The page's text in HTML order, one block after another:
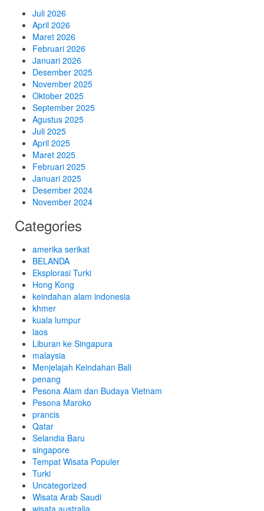
Juli 2026
April 2026
Maret 2026
Februari 2026
Januari 2026
Desember 2025
November 2025
Oktober 2025
September 2025
Agustus 2025
Juli 2025
April 2025
Maret 2025
Februari 2025
Januari 2025
Desember 2024
November 2024
Categories
amerika serikat
BELANDA
Eksplorasi Turki
Hong Kong
keindahan alam indonesia
khmer
kuala lumpur
laos
Liburan ke Singapura
malaysia
Menjelajah Keindahan Bali
penang
Pesona Alam dan Budaya Vietnam
Pesona Maroko
prancis
Qatar
Selandia Baru
singapore
Tempat Wisata Populer
Turki
Uncategorized
Wisata Arab Saudi
wisata australia